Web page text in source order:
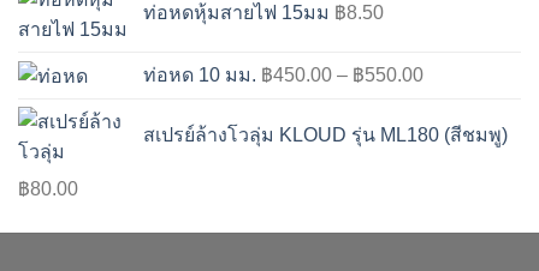
ท่อหดหุ้มสายไฟ 15มม ฿8.50
ท่อหด 10 มม. ฿450.00 – ฿550.00
สเปรย์ล้างโวลุ่ม KLOUD รุ่น ML180 (สีชมพู)
฿80.00